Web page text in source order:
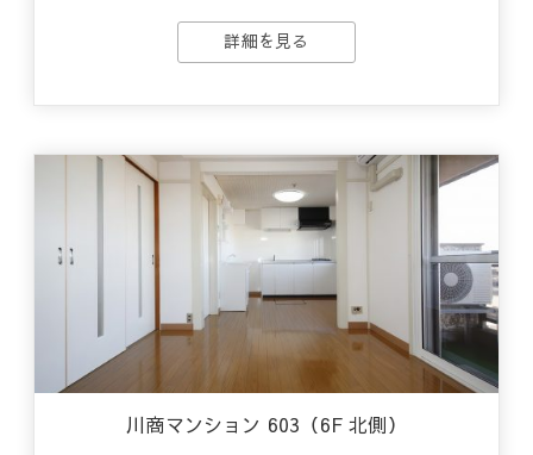
詳細を見る
川商マンション 603（6F 北側）